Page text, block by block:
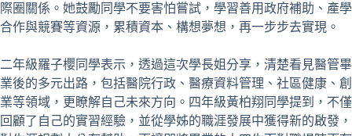
際圈關係。她鼓勵同學不要害怕嘗試，學習善用政府補助、產學
合作與競賽等資源，累積資本、構想夢想，再一步步去實現。
二年級羅子櫻同學表示，透過這次學長姐分享，清楚看見醫管畢
業後的多元出路，包括醫院行政、醫療資料管理、社區健康、創
業等領域，更瞭解自己未來方向。四年級黃柏翔同學提到，不僅
回顧了自己的實習經驗，並從學姊的職涯發展中獲得新的啟發，